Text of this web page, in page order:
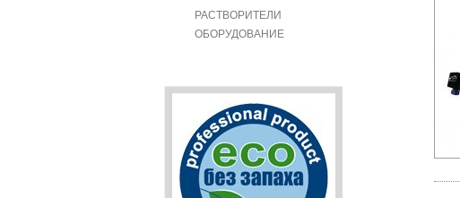
РАСТВОРИТЕЛИ
ОБОРУДОВАНИЕ